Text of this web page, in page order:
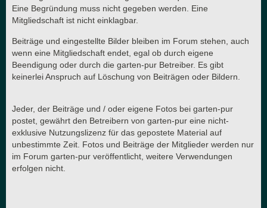
Eine Begründung muss nicht gegeben werden. Eine
Mitgliedschaft ist nicht einklagbar.
Beiträge und eingestellte Bilder bleiben im Forum stehen, auch
wenn eine Mitgliedschaft endet, egal ob durch eigene
Beendigung oder durch die garten-pur Betreiber. Es gibt
keinerlei Anspruch auf Löschung von Beiträgen oder Bildern.
Jeder, der Beiträge und / oder eigene Fotos bei garten-pur
postet, gewährt den Betreibern von garten-pur eine nicht-
exklusive Nutzungslizenz für das gepostete Material auf
unbestimmte Zeit. Fotos und Beiträge der Mitglieder werden nur
im Forum garten-pur veröffentlicht, weitere Verwendungen
erfolgen nicht.